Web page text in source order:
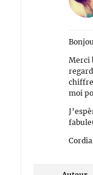
Merci
moi